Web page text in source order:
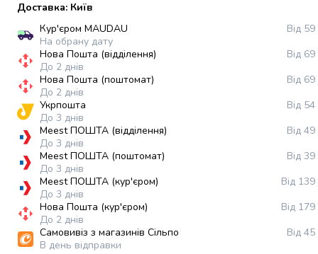
Все
для
випічки
Борошно
Приправа
перець
Оцет
Продукти
суші
ролів
Желе
та
Доставка: Київ
Кур'єром MAUDAU
На обрану дату
Від
Нова Пошта (відділення)
До 2 днів
Від
Нова Пошта (поштомат)
До 2 днів
Від
Укрпошта
До 3 днів
Від
Meest ПОШТА (відділення)
До 3 днів
Від
Meest ПОШТА (поштомат)
До 3 днів
Від
Meest ПОШТА (кур'єром)
До 3 днів
Від
Нова Пошта (кур'єром)
До 2 днів
Від
Самовивіз з магазинів Сільпо
В день відправки
Від